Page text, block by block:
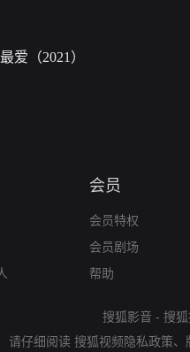
最爱（2021）
会员
会员特权
会员剧场
帮助
搜狐影音 - 搜
请仔细阅读 搜狐视频隐私政策、